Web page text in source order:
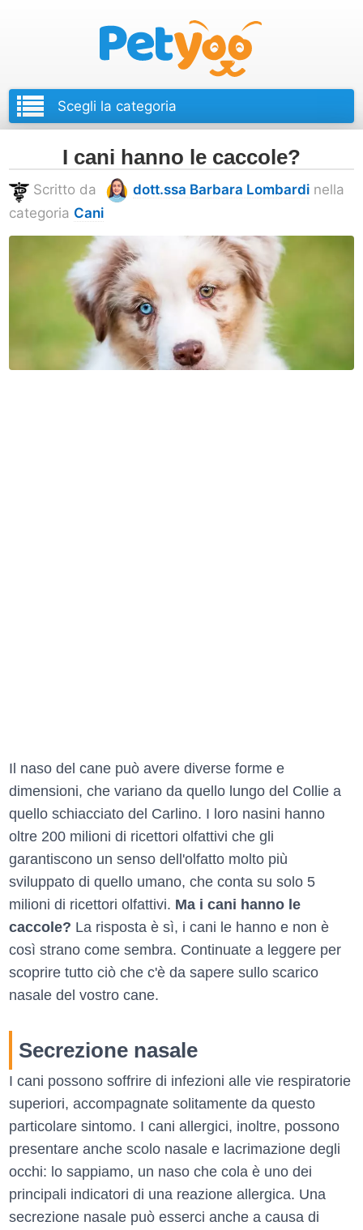
I cani hanno le caccole?
Scritto da dott.ssa Barbara Lombardi nella
categoria Cani
Il naso del cane può avere diverse forme e
dimensioni, che variano da quello lungo del Collie a
quello schiacciato del Carlino. I loro nasini hanno
oltre 200 milioni di ricettori olfattivi che gli
garantiscono un senso dell'olfatto molto più
sviluppato di quello umano, che conta su solo 5
milioni di ricettori olfattivi. Ma i cani hanno le
caccole? La risposta è sì, i cani le hanno e non è
così strano come sembra. Continuate a leggere per
scoprire tutto ciò che c'è da sapere sullo scarico
nasale del vostro cane.
Secrezione nasale
I cani possono soffrire di infezioni alle vie respiratorie
superiori, accompagnate solitamente da questo
particolare sintomo. I cani allergici, inoltre, possono
presentare anche scolo nasale e lacrimazione degli
occhi: lo sappiamo, un naso che cola è uno dei
principali indicatori di una reazione allergica. Una
secrezione nasale può esserci anche a causa di